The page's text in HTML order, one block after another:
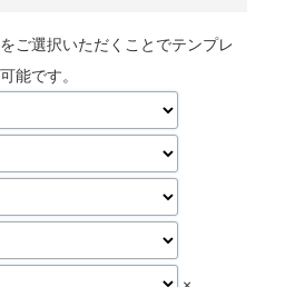
ご選択いただくことでテンプレ
能です。